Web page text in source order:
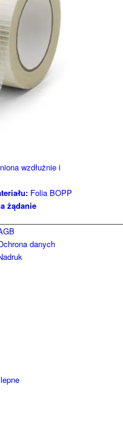
wzdłużnie i
Folia BOPP
żądanie
danych